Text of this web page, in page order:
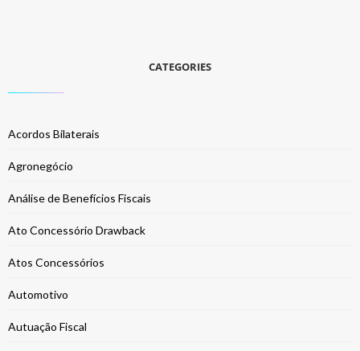
CATEGORIES
Acordos Bilaterais
Agronegócio
Análise de Benefícios Fiscais
Ato Concessório Drawback
Atos Concessórios
Automotivo
Autuação Fiscal